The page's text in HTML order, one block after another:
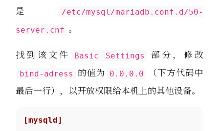
是
/etc/mysql/mariadb.conf.d/50-
server.cnf 。
找到该文件 Basic Settings 部分，修改
bind-adress 的值为 0.0.0.0
（下方代码中
最后一行），以开放权限给本机上的其他设备。
[mysqld]